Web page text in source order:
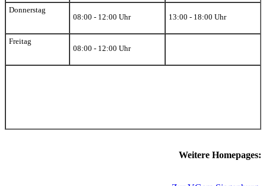
Donnerstag
08:00 - 12:00 Uhr
13:00 - 18:00 Uhr
Freitag
08:00 - 12:00 Uhr
Weitere Homepages: